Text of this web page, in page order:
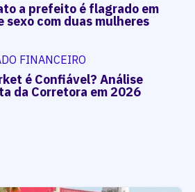
a prefeito é flagrado em
sexo com duas mulheres
FINANCEIRO
é Confiável? Análise
da Corretora em 2026